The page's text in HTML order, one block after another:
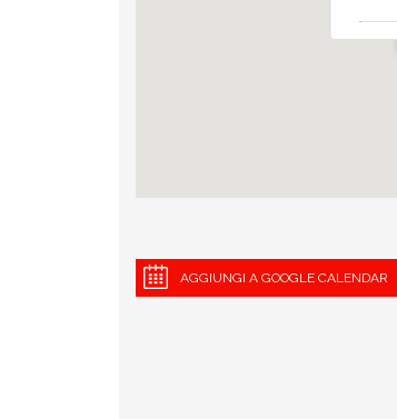
AGGIUNGI A GOOGLE CALENDAR